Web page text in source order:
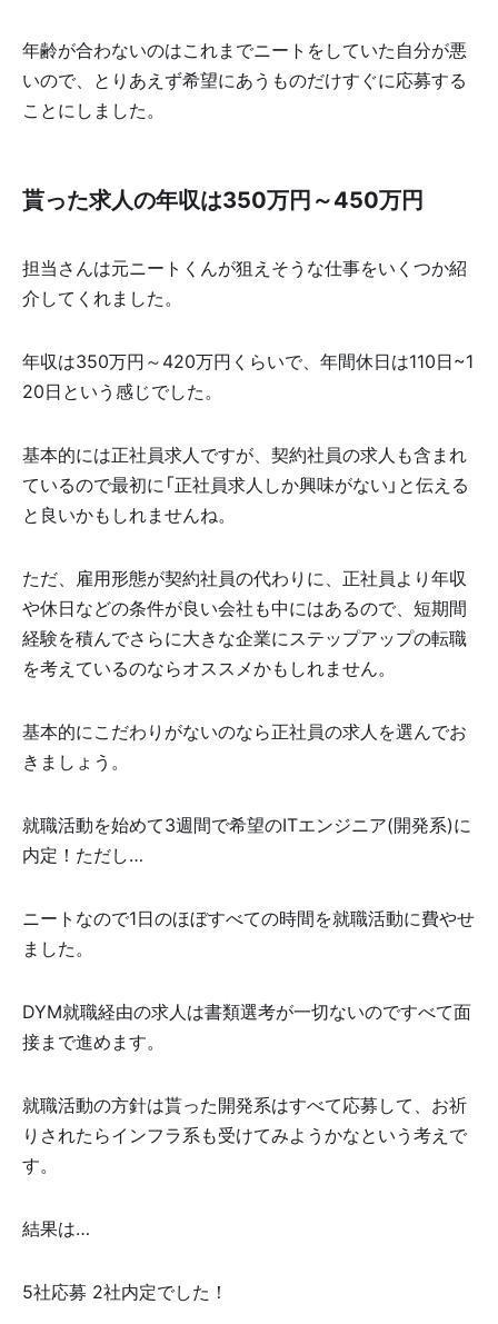
年齢が合わないのはこれまでニートをしていた自分が悪
いので、とりあえず希望にあうものだけすぐに応募する
ことにしました。
貰った求人の年収は350万円～450万円
担当さんは元ニートくんが狙えそうな仕事をいくつか紹
介してくれました。
年収は350万円～420万円くらいで、年間休日は110日~1
20日という感じでした。
基本的には正社員求人ですが、契約社員の求人も含まれ
ているので最初に「正社員求人しか興味がない」と伝える
と良いかもしれませんね。
ただ、雇用形態が契約社員の代わりに、正社員より年収
や休日などの条件が良い会社も中にはあるので、短期間
経験を積んでさらに大きな企業にステップアップの転職
を考えているのならオススメかもしれません。
基本的にこだわりがないのなら正社員の求人を選んでお
きましょう。
就職活動を始めて3週間で希望のITエンジニア(開発系)に
内定！ただし…
ニートなので1日のほぼすべての時間を就職活動に費やせ
ました。
DYM就職経由の求人は書類選考が一切ないのですべて面
接まで進めます。
就職活動の方針は貰った開発系はすべて応募して、お祈
りされたらインフラ系も受けてみようかなという考えで
す。
結果は…
5社応募 2社内定でした！